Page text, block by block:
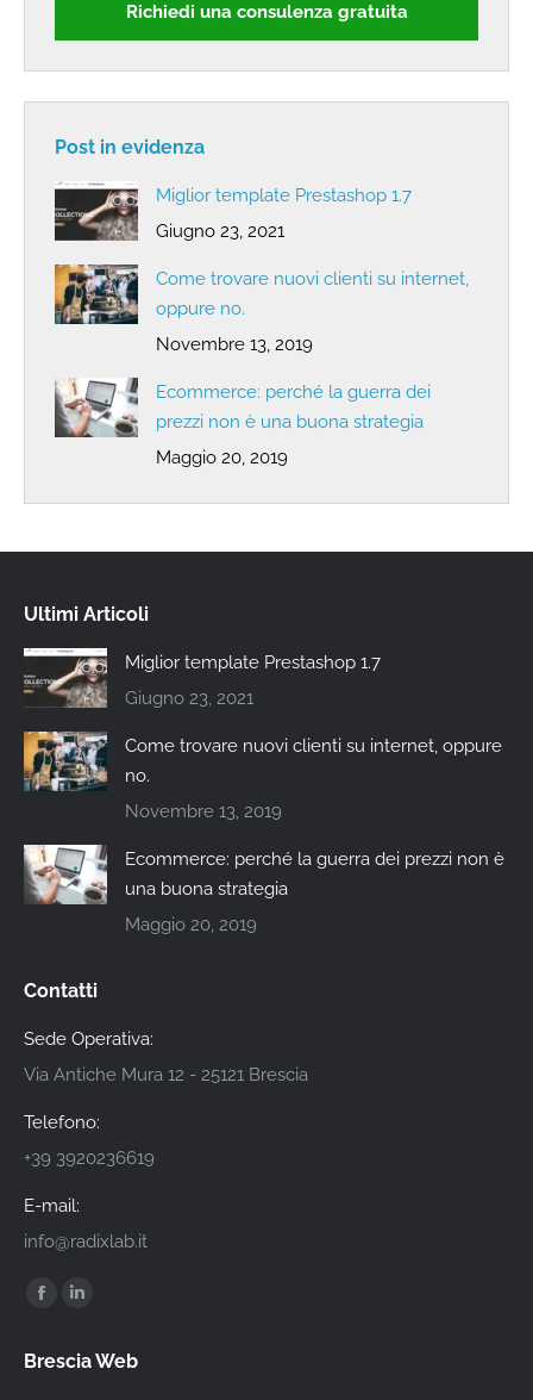
Richiedi una consulenza gratuita
Post in evidenza
Miglior template Prestashop 1.7
Giugno 23, 2021
Come trovare nuovi clienti su internet,
oppure no.
Novembre 13, 2019
Ecommerce: perché la guerra dei
prezzi non è una buona strategia
Maggio 20, 2019
Ultimi Articoli
Miglior template Prestashop 1.7
Giugno 23, 2021
Come trovare nuovi clienti su internet, oppure
no.
Novembre 13, 2019
Ecommerce: perché la guerra dei prezzi non è
una buona strategia
Maggio 20, 2019
Contatti
Sede Operativa:
Via Antiche Mura 12 - 25121 Brescia
Telefono:
+39 3920236619
E-mail:
info@radixlab.it
Find us on:
opensopens
Brescia Web